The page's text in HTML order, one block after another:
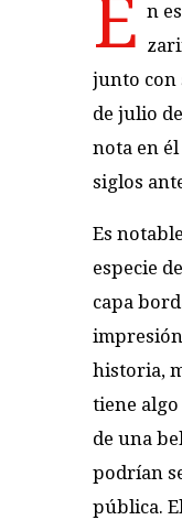
E n
junto con
de julio
nota en
siglos
Es
especie
capa
historia,
tiene
de una
podrían
pública.